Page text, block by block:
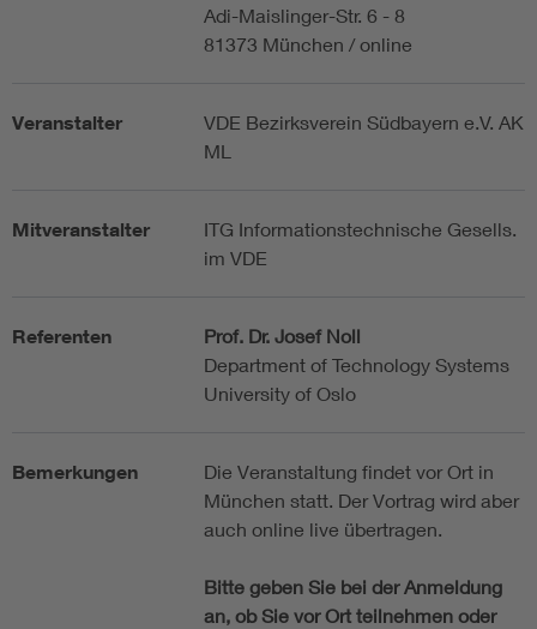
Adi-Maislinger-Str. 6 - 8
81373 München / online
Veranstalter
VDE Bezirksverein Südbayern e.V. AK
ML
Mitveranstalter
ITG Informationstechnische Gesells.
im VDE
Referenten
Prof. Dr. Josef Noll
Department of Technology Systems
University of Oslo
Bemerkungen
Die Veranstaltung findet vor Ort in
München statt. Der Vortrag wird aber
auch online live übertragen.
Bitte geben Sie bei der Anmeldung
an, ob Sie vor Ort teilnehmen oder